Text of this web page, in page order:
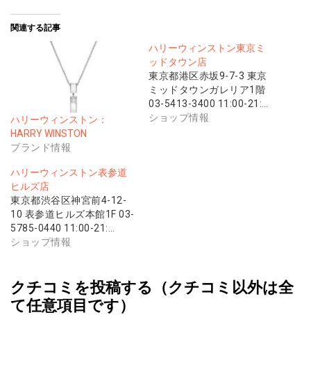
関連する記事
ハリーウィンストン：
HARRY WINSTON
ブランド情報
ハリーウィンストン東京ミ
ッドタウン店
東京都港区赤坂9-7-3 東京
ミッドタウンガレリア1階
03-5413-3400 11:00-21:…
ショップ情報
ハリーウィンストン表参道
ヒルズ店
東京都渋谷区神宮前4-12-
10 表参道ヒルズ本館1F 03-
5785-0440 11:00-21:…
ショップ情報
クチコミを投稿する（クチコミ以外は全
て任意項目です）